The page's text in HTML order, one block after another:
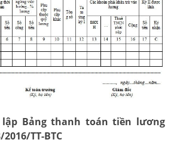
lập Bảng thanh toán tiền lương
TT-BTC